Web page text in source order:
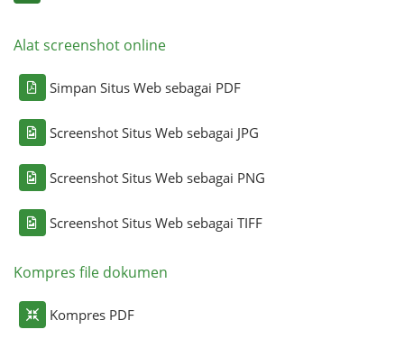
Alat screenshot online
Simpan Situs Web sebagai PDF
Screenshot Situs Web sebagai JPG
Screenshot Situs Web sebagai PNG
Screenshot Situs Web sebagai TIFF
Kompres file dokumen
Kompres PDF